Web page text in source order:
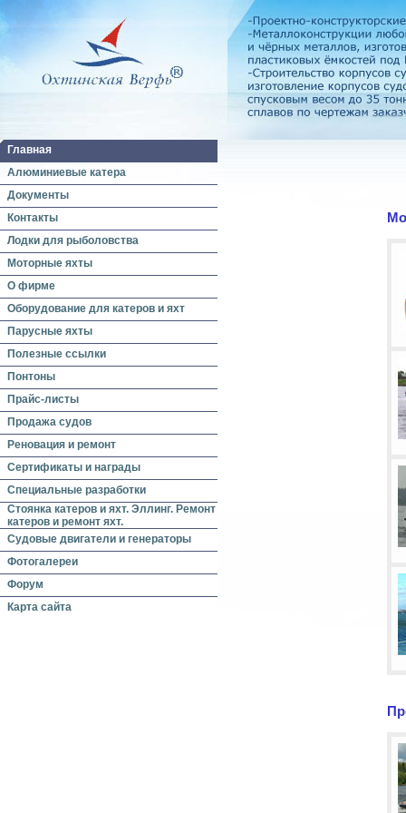
Главная
Алюминиевые катера
Документы
Контакты
Лодки для рыболовства
Моторные яхты
О фирме
Оборудование для катеров и яхт
Парусные яхты
Полезные ссылки
Понтоны
Прайс-листы
Продажа судов
Реновация и ремонт
Сертификаты и награды
Специальные разработки
Стоянка катеров и яхт. Эллинг. Ремонт
катеров и ремонт яхт.
Судовые двигатели и генераторы
Фотогалереи
Форум
Карта сайта